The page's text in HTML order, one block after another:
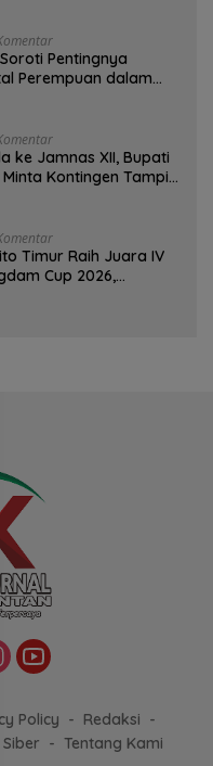
Pentingnya
Perempuan dalam
ke Jamnas XII, Bupati
Kontingen Tampil
Timur Raih Juara IV
Cup 2026,
Policy
Redaksi
Tentang Kami